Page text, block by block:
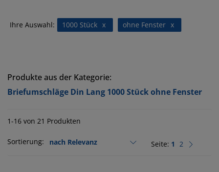
Ihre Auswahl: x
1000 Stück x
ohne Fenster
Produkte aus der Kategorie:
Briefumschläge Din Lang 1000 Stück ohne Fenster
1-16 von 21 Produkten
Sortierung: Seite: 1 2